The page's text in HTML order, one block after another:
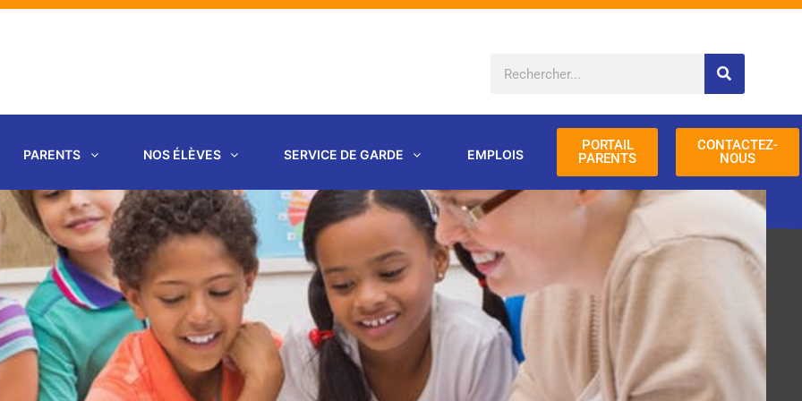
PARENTS NOS ÉLÈVES SERVICE DE GARDE EMPLOIS
PORTAIL
PARENTS
CONTACTEZ-
NOUS